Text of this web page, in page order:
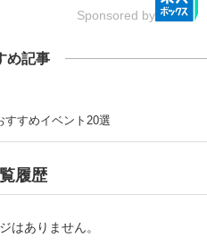
Sponsored by
め記事
すすめイベント20選
履歴
はありません。